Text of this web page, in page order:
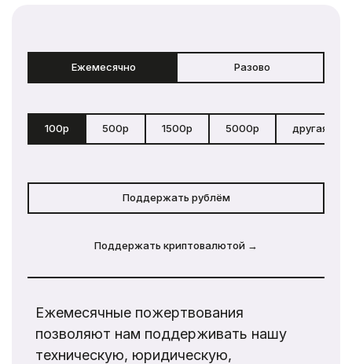
Ежемесячно Разово
100р 500р 1500р 5000р другая
Поддержать рублём
Поддержать криптовалютой →
Ежемесячные пожертвования
позволяют нам поддерживать нашу
техническую, юридическую,